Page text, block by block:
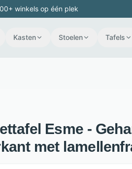
winkels op één plek
Kasten Stoelen Tafels
Esme -
met